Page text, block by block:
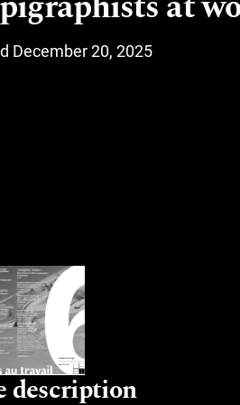
December 20, 2025
description